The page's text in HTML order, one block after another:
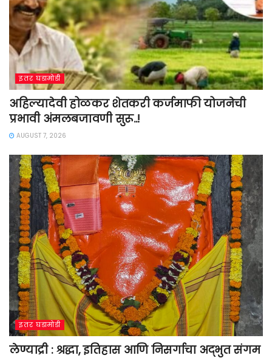
इतर घडामोडी
अहिल्यादेवी होळकर शेतकरी कर्जमाफी योजनेची
प्रभावी अंमलबजावणी सुरू..!
AUGUST 7, 2026
इतर घडामोडी
लेण्याद्री : श्रद्धा, इतिहास आणि निसर्गाचा अद्भुत संगम